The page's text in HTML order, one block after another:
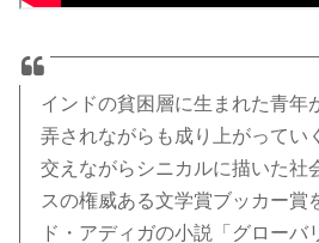
インドの貧困層に生まれた青年
弄されながらも成り上がってい
交えながらシニカルに描いた社
スの権威ある文学賞ブッカー賞
ド・アディガの小説「グローバ